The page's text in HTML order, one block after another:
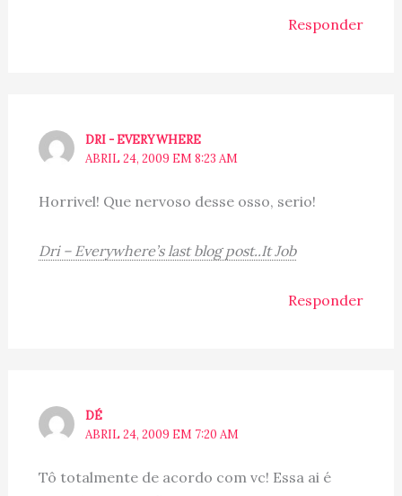
Responder
DRI - EVERYWHERE
ABRIL 24, 2009 EM 8:23 AM
Horrivel! Que nervoso desse osso, serio!
Dri – Everywhere’s last blog post..It Job
Responder
DÉ
ABRIL 24, 2009 EM 7:20 AM
Tô totalmente de acordo com vc! Essa ai é